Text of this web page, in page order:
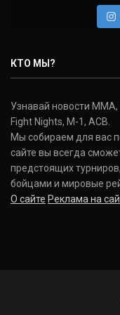
(22-2-0,
Donald
(36-15-0,
Israel
(19-0-0,
КТО МЫ?
Узнавай новости ММА,
Fight Nights, M-1, ACB.
Мы собираем для вас
сайте вы всегда
предстоящих
бойцами и мировые
О сайте Реклама на